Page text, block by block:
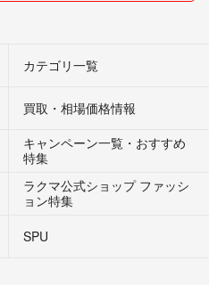
カテゴリ一覧
買取・相場価格情報
キャンペーン一覧・おすすめ
特集
ラクマ公式ショップ ファッシ
ョン特集
SPU